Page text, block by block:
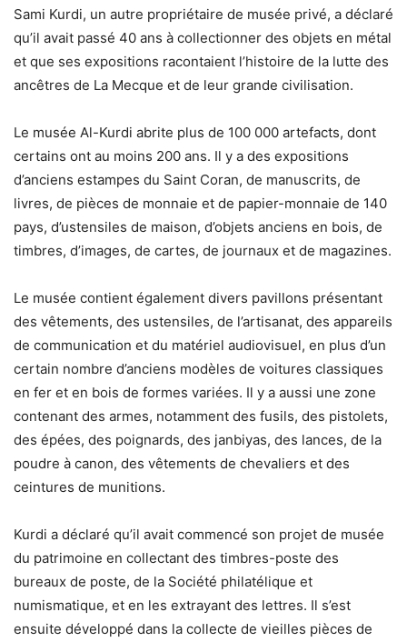
Sami Kurdi, un autre propriétaire de musée privé, a déclaré
qu’il avait passé 40 ans à collectionner des objets en métal
et que ses expositions racontaient l’histoire de la lutte des
ancêtres de La Mecque et de leur grande civilisation.
Le musée Al-Kurdi abrite plus de 100 000 artefacts, dont
certains ont au moins 200 ans. Il y a des expositions
d’anciens estampes du Saint Coran, de manuscrits, de
livres, de pièces de monnaie et de papier-monnaie de 140
pays, d’ustensiles de maison, d’objets anciens en bois, de
timbres, d’images, de cartes, de journaux et de magazines.
Le musée contient également divers pavillons présentant
des vêtements, des ustensiles, de l’artisanat, des appareils
de communication et du matériel audiovisuel, en plus d’un
certain nombre d’anciens modèles de voitures classiques
en fer et en bois de formes variées. Il y a aussi une zone
contenant des armes, notamment des fusils, des pistolets,
des épées, des poignards, des janbiyas, des lances, de la
poudre à canon, des vêtements de chevaliers et des
ceintures de munitions.
Kurdi a déclaré qu’il avait commencé son projet de musée
du patrimoine en collectant des timbres-poste des
bureaux de poste, de la Société philatélique et
numismatique, et en les extrayant des lettres. Il s’est
ensuite développé dans la collecte de vieilles pièces de